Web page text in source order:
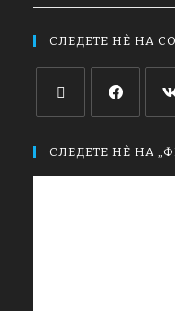
СЛЕДЕТЕ НЀ НА
СЛЕДЕТЕ НЀ НА